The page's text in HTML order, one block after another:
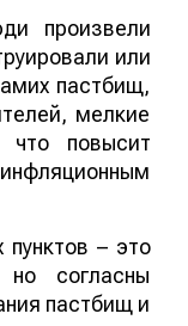
произвели
или
пастбищ,
мелкие
что повысит
– это
согласны
пастбищ и